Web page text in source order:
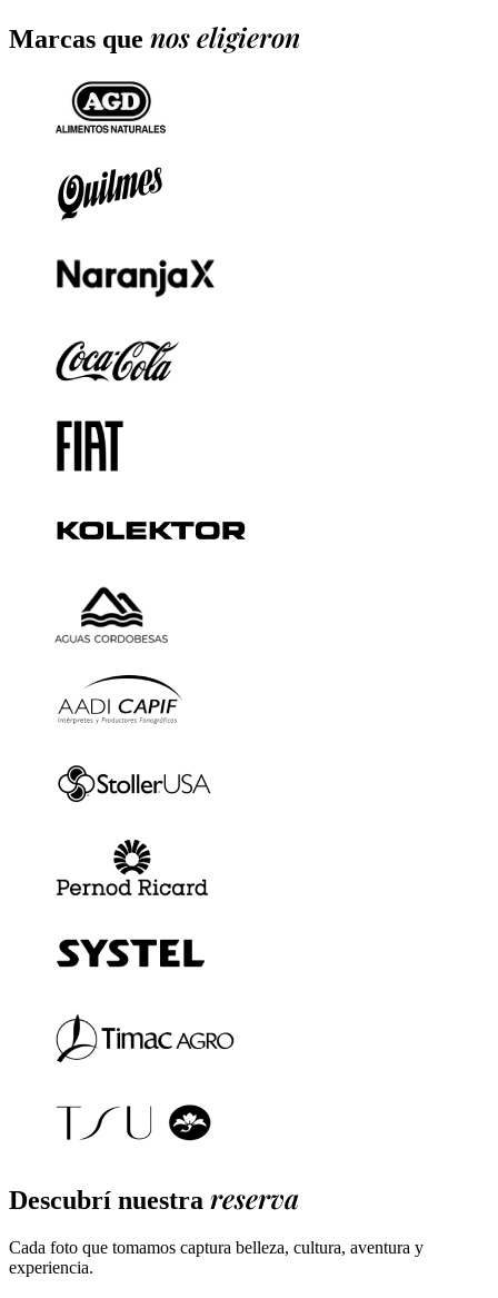
Marcas que nos eligieron
Descubrí nuestra reserva
Cada foto que tomamos captura belleza, cultura, aventura y
experiencia.